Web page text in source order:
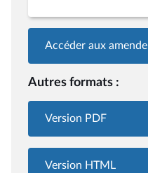
Accéder aux
Autres formats :
Version PDF
Version HTML